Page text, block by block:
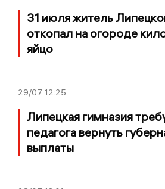
31 июля житель
откопал на огороде
яйцо
29/07 12:25
Липецкая гимназия
педагога вернуть
выплаты